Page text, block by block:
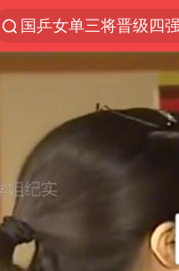
光影经济撬动暑期消费
马克·艾伦退出斯诺
微信又有新功能，你
新疆优化调整景区内
上四休三，但降薪
情侣平潭拍日出坠崖1
茅台部分直营店飞天
商场现钱学森巨幅海报